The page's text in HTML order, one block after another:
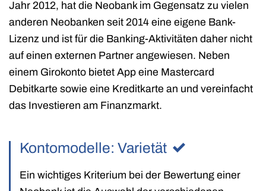
Jahr 2012, hat die Neobank im Gegensatz zu vielen
anderen Neobanken seit 2014 eine eigene Bank-
Lizenz und ist für die Banking-Aktivitäten daher nicht
auf einen externen Partner angewiesen. Neben
einem Girokonto bietet App eine Mastercard
Debitkarte sowie eine Kreditkarte an und vereinfacht
das Investieren am Finanzmarkt.
Kontomodelle: Varietät
Ein wichtiges Kriterium bei der Bewertung einer